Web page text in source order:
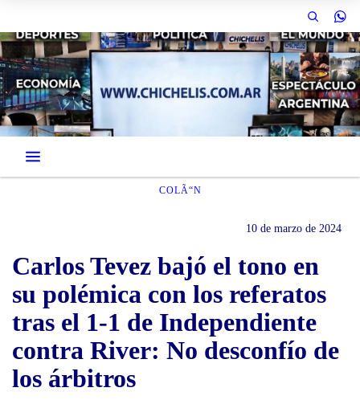
COLÃ“N
10 de marzo de 2024
Carlos Tevez bajó el tono en
su polémica con los referatos
tras el 1-1 de Independiente
contra River: No desconfío de
los árbitros